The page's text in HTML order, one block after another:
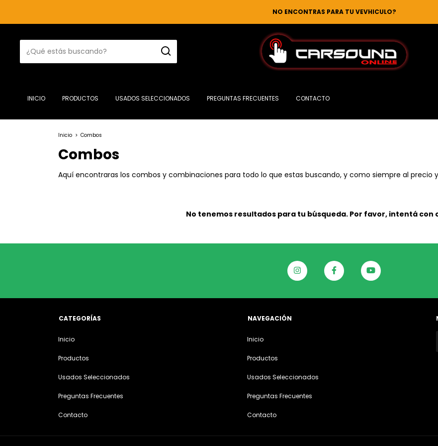
NO ENCONTRAS PARA TU VEVHICULO?
INICIO PRODUCTOS USADOS SELECCIONADOS PREGUNTAS FRECUENTES
CONTACTO
Inicio > Combos
Combos
Aquí encontraras los combos y combinaciones para todo lo que estas buscando, y como siempre al precio
No tenemos resultados para tu búsqueda. Por favor, intentá con
CATEGORÍAS
Inicio
Productos
Usados Seleccionados
Preguntas Frecuentes
Contacto
NAVEGACIÓN
Inicio
Productos
Usados Seleccionados
Preguntas Frecuentes
Contacto